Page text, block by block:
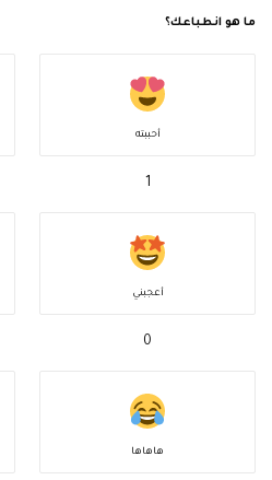
ما هو انطباعك؟
أحببته
1
أعجبني
0
هاهاها